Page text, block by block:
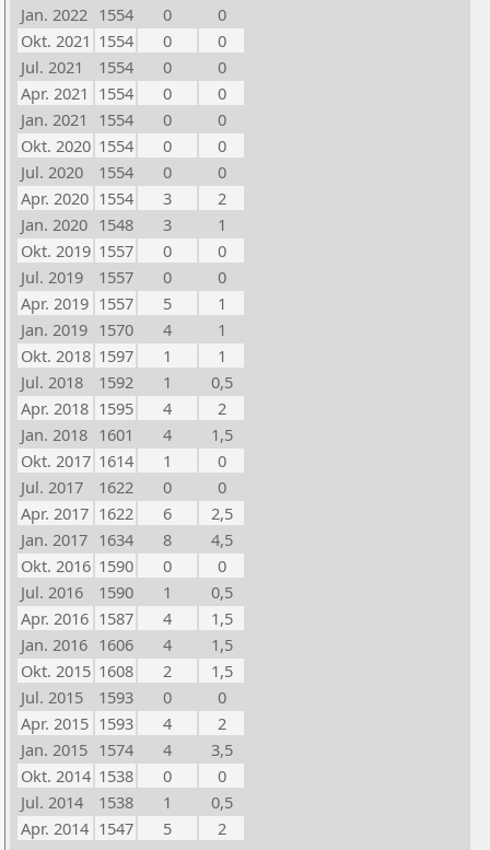
Jan. 2022 1554 0
0
Okt. 2021 1554 0
0
Jul. 2021
1554 0
0
Apr. 2021 1554 0
0
Jan. 2021
1554 0
0
Okt. 2020 1554 0
0
Jul. 2020
1554 0
0
Apr. 2020 1554 3
2
Jan. 2020 1548 3
1
Okt. 2019 1557 0
0
Jul. 2019
1557 0
0
Apr. 2019 1557 5
1
Jan. 2019 1570 4
1
Okt. 2018 1597 1
1
Jul. 2018
1592 1
0,5
Apr. 2018 1595 4
2
Jan. 2018 1601 4
1,5
Okt. 2017 1614 1
0
Jul. 2017
1622 0
0
Apr. 2017 1622 6
2,5
Jan. 2017 1634 8
4,5
Okt. 2016 1590 0
0
Jul. 2016
1590 1
0,5
Apr. 2016 1587 4
1,5
Jan. 2016 1606 4
1,5
Okt. 2015 1608 2
1,5
Jul. 2015
1593 0
0
Apr. 2015 1593 4
2
Jan. 2015 1574 4
3,5
Okt. 2014 1538 0
0
Jul. 2014
1538 1
0,5
Apr. 2014 1547 5
2